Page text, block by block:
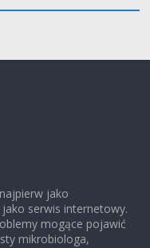
jako
serwis internetowy.
mogące pojawić
mikrobiologa,